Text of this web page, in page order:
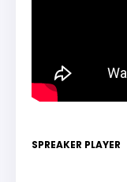
SPREAKER PLAYER